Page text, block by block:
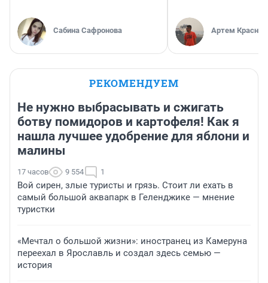
Сабина Сафронова Артем Краснов
РЕКОМЕНДУЕМ
Не нужно выбрасывать и сжигать
ботву помидоров и картофеля! Как я
нашла лучшее удобрение для яблони и
малины
17 часов 9 554 1
Вой сирен, злые туристы и грязь. Стоит ли ехать в
самый большой аквапарк в Геленджике — мнение
туристки
«Мечтал о большой жизни»: иностранец из Камеруна
переехал в Ярославль и создал здесь семью —
история